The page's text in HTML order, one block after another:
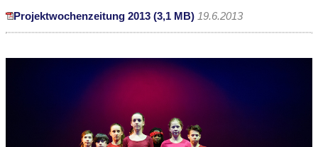
Projektwochenzeitung 2013 (3,1 MB) 19.6.2013